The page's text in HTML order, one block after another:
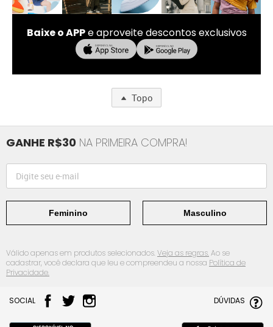
Baixe o APPe aproveite descontos exclusivos
Topo
GANHE R$30 NA PRIMEIRA COMPRA!
Feminino Masculino
Válido apenas em produtos selecionados.Veja as regras.Ao se
cadastrar, você declara que leu e compreendeu a nossa Política de
Privacidade.
SOCIAL DÚVIDAS